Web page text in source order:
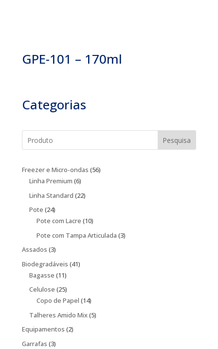
GPE-101 – 170ml
Categorias
Pesquisa
Freezer e Micro-ondas 5656
Linha Premium 66
produtos
Linha Standard 2222
Pote 2424
produtos
Pote com Lacre 1010
produtos
Pote com Tampa Articulada 33
Assados 33
produtos
Biodegradáveis 4141
Bagasse 1111
produtos
Celulose 2525
produtos
Copo de Papel 1414
produtos
Talheres Amido Mix 55
Equipamentos 22
Garrafas 33